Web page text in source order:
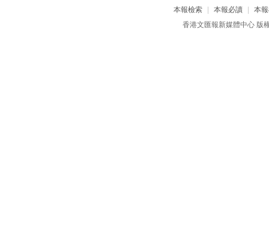
本報檢索 本報必讀
本
香港文匯報新媒體中心 版